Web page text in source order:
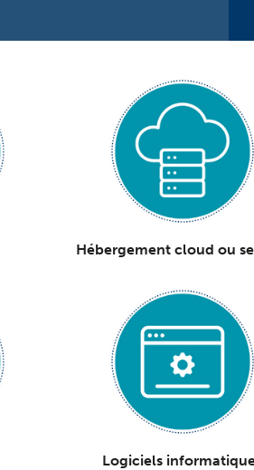
Hébergement cloud ou
Logiciels